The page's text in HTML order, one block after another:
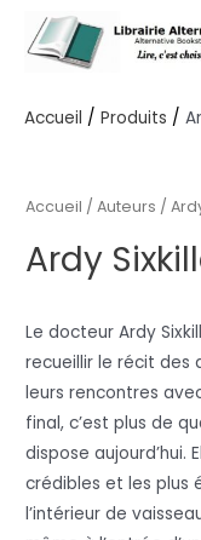
contenu
Accueil Produits
Accueil / Auteurs /
Ardy
Le docteur Ardy
recueillir le récit des
leurs rencontres
final, c’est plus de
dispose aujourd’hui.
crédibles et les plus
l’intérieur de